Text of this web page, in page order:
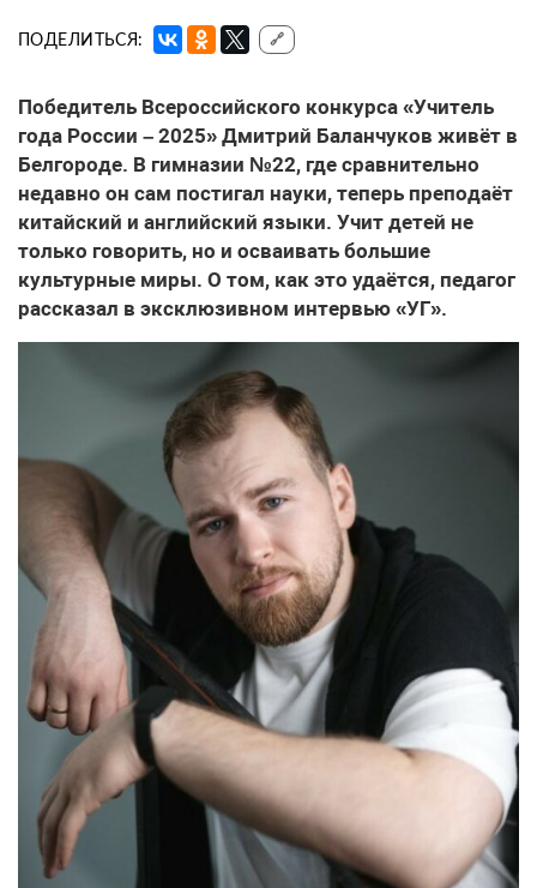
ПОДЕЛИТЬСЯ: 🔗
Победитель Всероссийского конкурса «Учитель
года России – 2025» Дмитрий Баланчуков живёт в
Белгороде. В гимназии №22, где сравнительно
недавно он сам постигал науки, теперь преподаёт
китайский и английский языки. Учит детей не
только говорить, но и осваивать большие
культурные миры. О том, как это удаётся, педагог
рассказал в эксклюзивном интервью «УГ».